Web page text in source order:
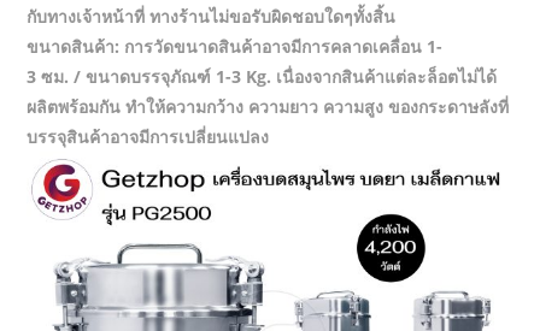
กับทางเจ้าหน้าที่ ทางร้านไม่ขอรับผิดชอบใดๆทั้งสิ้น
ขนาดสินค้า: การวัดขนาดสินค้าอาจมีการคลาดเคลื่อน 1-
3 ซม. / ขนาดบรรจุภัณฑ์ 1-3 Kg. เนื่องจากสินค้าแต่ละล็อตไม่ได้
ผลิตพร้อมกัน ทำให้ความกว้าง ความยาว ความสูง ของกระดาษลังที่
บรรจุสินค้าอาจมีการเปลี่ยนแปลง